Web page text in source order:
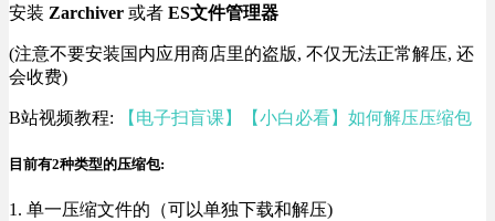
安装 Zarchiver 或者 ES文件管理器
(注意不要安装国内应用商店里的盗版, 不仅无法正常解压, 还
会收费)
B站视频教程: 【电子扫盲课】【小白必看】如何解压压缩包
目前有2种类型的压缩包:
1. 单一压缩文件的（可以单独下载和解压)